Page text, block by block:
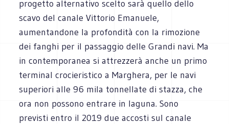
progetto alternativo scelto sarà quello dello
scavo del canale Vittorio Emanuele,
aumentandone la profondità con la rimozione
dei fanghi per il passaggio delle Grandi navi. Ma
in contemporanea si attrezzerà anche un primo
terminal crocieristico a Marghera, per le navi
superiori alle 96 mila tonnellate di stazza, che
ora non possono entrare in laguna. Sono
previsti entro il 2019 due accosti sul canale